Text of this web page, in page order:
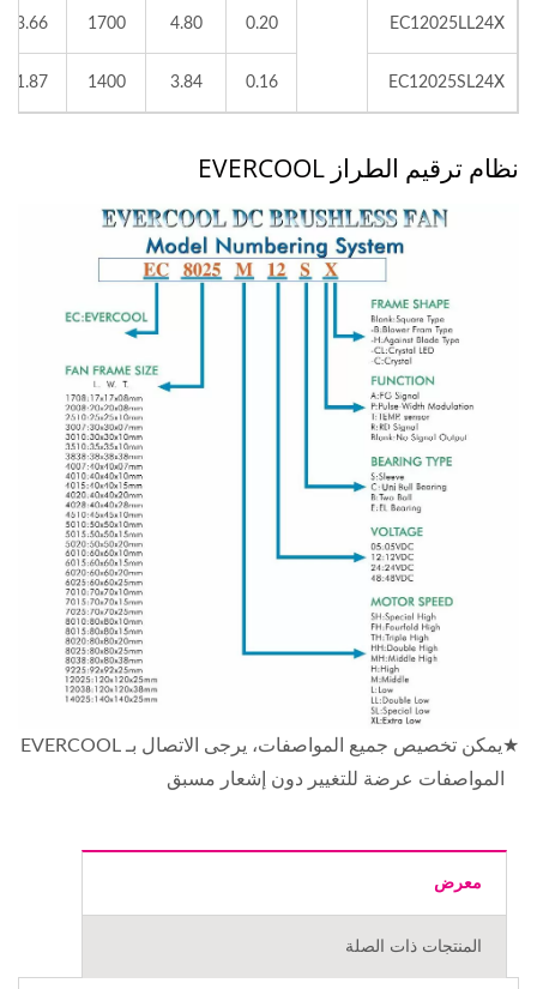
EC12025LL24X
0.20
4.80
1700
63.66
EC12025SL24X
0.16
3.84
1400
51.87
نظام ترقيم الطراز EVERCOOL
★يمكن تخصيص جميع المواصفات، يرجى الاتصال بـ EVERCOOL
المواصفات عرضة للتغيير دون إشعار مسبق
معرض
المنتجات ذات الصلة